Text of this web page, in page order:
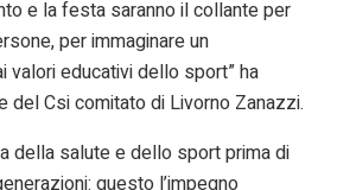
e la festa saranno il collante per
per immaginare un
valori educativi dello sport” ha
del Csi comitato di Livorno Zanazzi.
della salute e dello sport prima di
questo l’impegno